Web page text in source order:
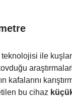
ile
kafalarını
bu cihaz